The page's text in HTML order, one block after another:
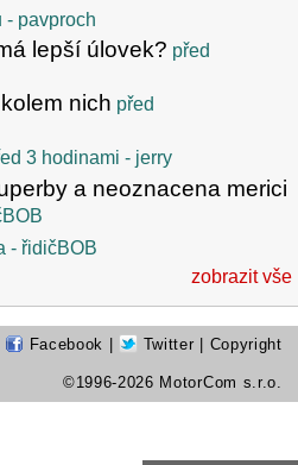
- pavproch
lepší úlovek? před
nich před
3 hodinami - jerry
a neoznacena merici
- řidičBOB
zobrazit vše
Facebook | Twitter | Copyright
©1996-2026 MotorCom s.r.o.